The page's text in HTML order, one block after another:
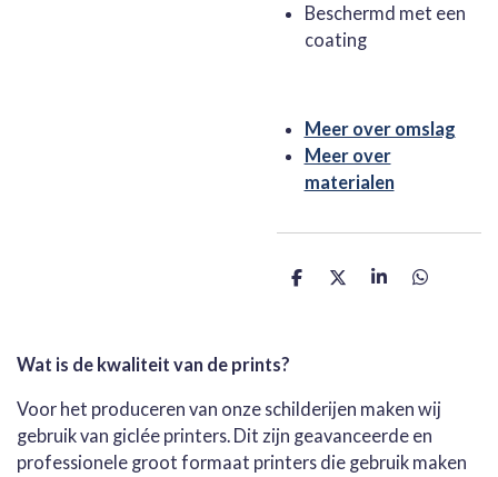
Beschermd met een
coating
Meer over omslag
Meer over
materialen
D
D
S
D
Wat is de kwaliteit van de prints?
Voor het produceren van onze schilderijen maken wij
gebruik van giclée printers. Dit zijn geavanceerde en
professionele groot formaat printers die gebruik maken